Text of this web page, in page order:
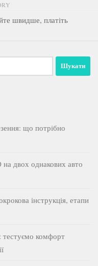
швидше, платіть
що потрібно
двох однакових авто
інструкція, етапи
тестуємо комфорт